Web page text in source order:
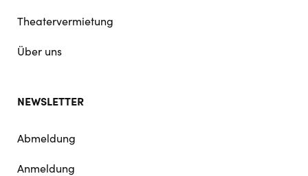
Theatervermietung
Über uns
NEWSLETTER
Abmeldung
Anmeldung